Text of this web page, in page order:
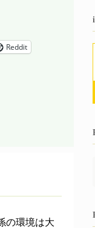
Reddit
の環境は大